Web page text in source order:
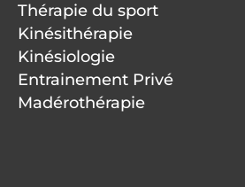
Thérapie du sport
Kinésithérapie
Kinésiologie
Entrainement Privé
Madérothérapie